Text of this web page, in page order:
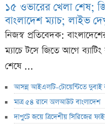
১৫ ওভারের খেলা শেষ;
বাংলাদেশ ম্যাচ; লাইভ
নিজস্ব প্রতিবেদক:
ম্যাচে টসে জিতে আগে
শেষে ...
আসন্ন আইএলটি-টোয়েন্টিতে দুবাই
মাত্র ৫৪ রানে অলআউট বাংলাদেশ
দাপুটে জয়ে ত্রিদেশীয় সিরিজের